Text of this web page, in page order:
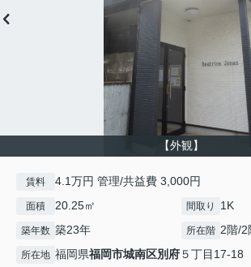
【外観】
賃料 4.1万円 管理/共益費 3,000円
面積 20.25㎡ 間取り 1K
築年数 築23年 所在階 2階/2
所在地 福岡県福岡市城南区別府５丁目17-18